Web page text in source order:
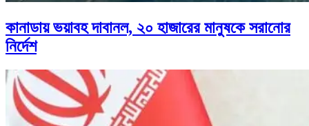
কানাডায় ভয়াবহ দাবানল, ২০ হাজারের মানুষকে সরানোর
নির্দেশ